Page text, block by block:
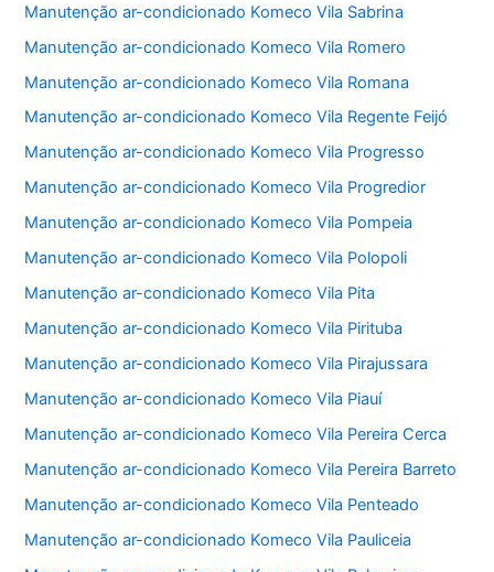
Manutenção ar-condicionado Komeco Vila Sabrina
Manutenção ar-condicionado Komeco Vila Romero
Manutenção ar-condicionado Komeco Vila Romana
Manutenção ar-condicionado Komeco Vila Regente Feijó
Manutenção ar-condicionado Komeco Vila Progresso
Manutenção ar-condicionado Komeco Vila Progredior
Manutenção ar-condicionado Komeco Vila Pompeia
Manutenção ar-condicionado Komeco Vila Polopoli
Manutenção ar-condicionado Komeco Vila Pita
Manutenção ar-condicionado Komeco Vila Pirituba
Manutenção ar-condicionado Komeco Vila Pirajussara
Manutenção ar-condicionado Komeco Vila Piauí
Manutenção ar-condicionado Komeco Vila Pereira Cerca
Manutenção ar-condicionado Komeco Vila Pereira Barreto
Manutenção ar-condicionado Komeco Vila Penteado
Manutenção ar-condicionado Komeco Vila Pauliceia